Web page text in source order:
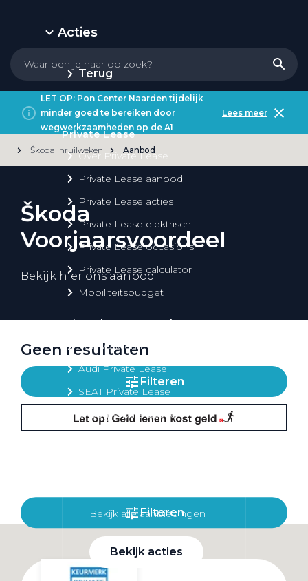
Acties
Terug
Private Lease
Over Private Lease
Private Lease aanbod
Private Lease acties
Private Lease elektrisch
Private Lease occasions
Private Lease calculator
Mobiliteitsbudget
Private lease per merk
Volkswagen Private Lease
Audi Private Lease
SEAT Private Lease
Škoda Private Lease
Bekijk alle aanbiedingen
Bekijk acties
LET OP: Pon Center Naarden tijdelijk
minder goed te bereiken door
wegwerkzaamheden op de A1
Lees meer
Škoda Inruilweken Aanbod
Škoda
Voorjaarsvoordeel
Bekijk hier ons aanbod
Geen resultaten
Filteren
Filteren